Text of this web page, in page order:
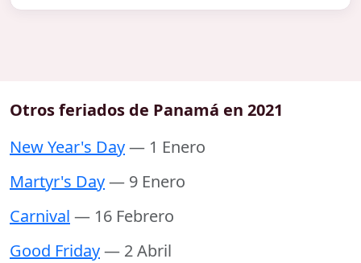
Otros feriados de Panamá en 2021
New Year's Day— 1 Enero
Martyr's Day— 9 Enero
Carnival — 16 Febrero
Good Friday— 2 Abril